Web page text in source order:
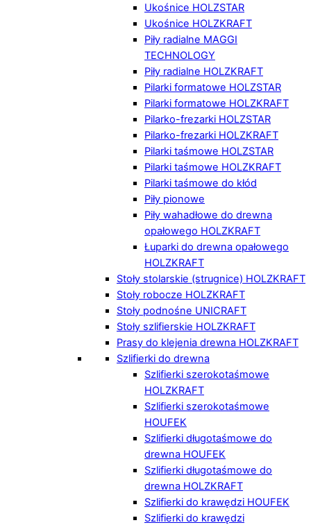
Ukośnice HOLZSTAR
Ukośnice HOLZKRAFT
Piły radialne MAGGI
TECHNOLOGY
Piły radialne HOLZKRAFT
Pilarki formatowe HOLZSTAR
Pilarki formatowe HOLZKRAFT
Pilarko-frezarki HOLZSTAR
Pilarko-frezarki HOLZKRAFT
Pilarki taśmowe HOLZSTAR
Pilarki taśmowe HOLZKRAFT
Pilarki taśmowe do kłód
Piły pionowe
Piły wahadłowe do drewna
opałowego HOLZKRAFT
Łuparki do drewna opałowego
HOLZKRAFT
Stoły stolarskie (strugnice) HOLZKRAFT
Stoły robocze HOLZKRAFT
Stoły podnośne UNICRAFT
Stoły szlifierskie HOLZKRAFT
Prasy do klejenia drewna HOLZKRAFT
Szlifierki do drewna
Szlifierki szerokotaśmowe
HOLZKRAFT
Szlifierki szerokotaśmowe
HOUFEK
Szlifierki długotaśmowe do
drewna HOUFEK
Szlifierki długotaśmowe do
drewna HOLZKRAFT
Szlifierki do krawędzi HOUFEK
Szlifierki do krawędzi